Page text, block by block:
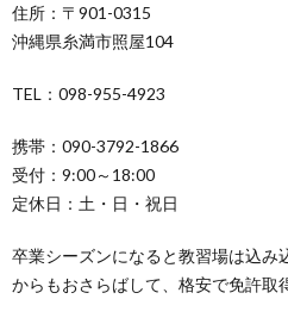
住所：〒901-0315
沖縄県糸満市照屋104
TEL：098-955-4923
携帯：090-3792-1866
受付：9:00～18:00
定休日：土・日・祝日
卒業シーズンになると教習場は込み
からもおさらばして、格安で免許取